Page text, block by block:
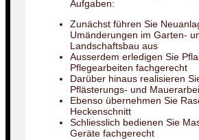
Aufgaben:
Zunächst führen Sie
Umänderungen im Garten-
Landschaftsbau aus
Ausserdem erledigen Sie
Pflegearbeiten fachgerecht
Darüber hinaus realisieren
Pflästerungs- und
Ebenso übernehmen Sie
Heckenschnitt
Schliesslich bedienen Sie
Geräte fachgerecht